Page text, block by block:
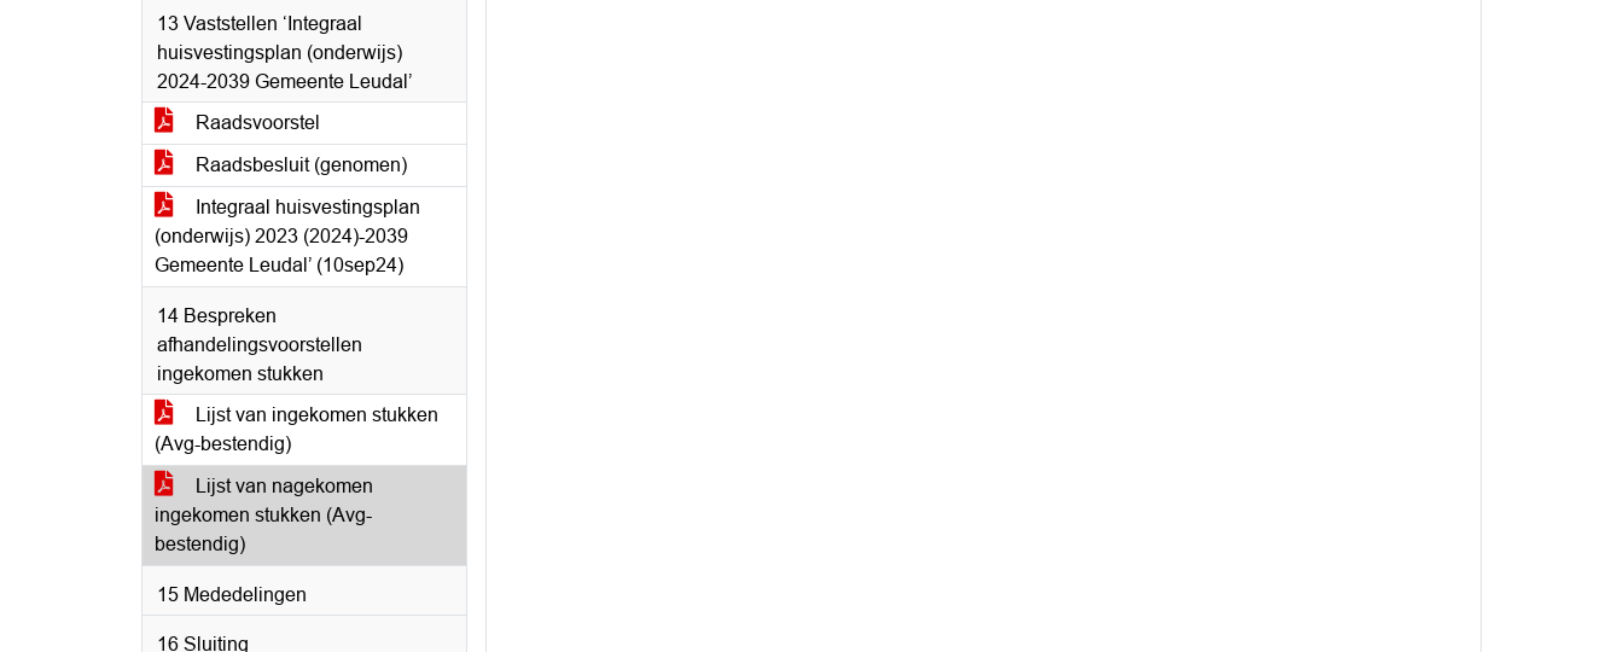
13 Vaststellen ‘Integraal
huisvestingsplan (onderwijs)
2024-2039 Gemeente Leudal’
Raadsvoorstel
Raadsbesluit (genomen)
Integraal huisvestingsplan
(onderwijs) 2023 (2024)-2039
Gemeente Leudal’ (10sep24)
14 Bespreken
afhandelingsvoorstellen
ingekomen stukken
Lijst van ingekomen stukken
(Avg-bestendig)
Lijst van nagekomen
ingekomen stukken (Avg-
bestendig)
15 Mededelingen
16 Sluiting